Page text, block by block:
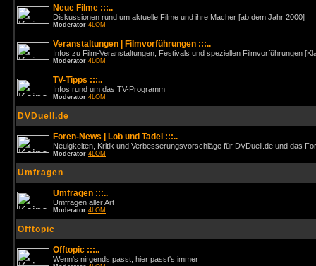
Neue Filme :::..
Diskussionen rund um aktuelle Filme und ihre Macher [ab dem Jahr 2000]
Moderator 4LOM
Veranstaltungen | Filmvorführungen :::..
Infos zu Film-Veranstaltungen, Festivals und speziellen Filmvorführungen
Moderator 4LOM
TV-Tipps :::..
Infos rund um das TV-Programm
Moderator 4LOM
DVDuell.de
Foren-News | Lob und Tadel :::..
Neuigkeiten, Kritik und Verbesserungsvorschläge für DVDuell.de und das
Moderator 4LOM
Umfragen
Umfragen :::..
Umfragen aller Art
Moderator 4LOM
Offtopic
Offtopic :::..
Wenn's nirgends passt, hier passt's immer